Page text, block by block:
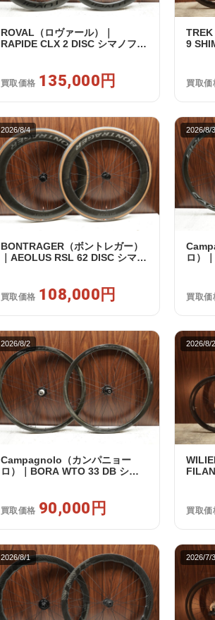
ROVAL（ロヴァール）｜
RAPIDE CLX 2 DISC シマノフリ
買取価格 135,000円
TREK
9
買取価
2026/8/4
BONTRAGER（ボントレガー）
｜AEOLUS RSL 62 DISC シマノ
買取価格 108,000円
2026/8/
ロ）
額
買取価
2026/8/2
Campagnolo（カンパニョー
ロ）｜BORA WTO 33 DB シマ
買取価格 90,000円
2026/8/2
買取価
2026/8/1 2026/7/